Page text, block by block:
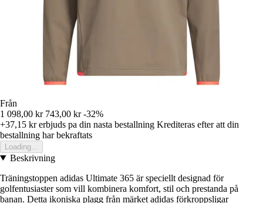
Från
1 098,00 kr 743,00 kr -32%
+37,15 krerbjuds pa din nasta bestallning Krediteras efter att din
bestallning har bekraftats
Loading...
Beskrivning
Träningstoppen adidas Ultimate 365 är speciellt designad för
golfentusiaster som vill kombinera komfort, stil och prestanda på
banan. Detta ikoniska plagg från märket adidas förkroppsligar